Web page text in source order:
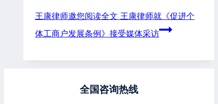
王康律师邀您阅读全文 王康律师就《促进个
体工商户发展条例》接受媒体采访
全国咨询热线